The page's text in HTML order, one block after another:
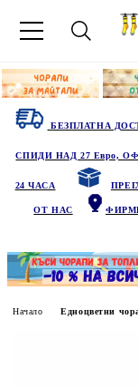
БЕЗПЛАТНА
СПИДИ НАД 27 Евро,
24 ЧАСА
ОТ НАС
Начало Едноцветни